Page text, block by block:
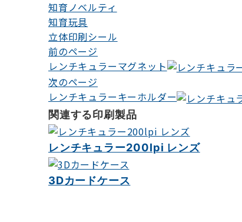
知育ノベルティ
知育玩具
立体印刷シール
投
稿
ナ
ビ
ゲ
ー
シ
前のページ
レンチキュラーマグネット
次のページ
レンチキュラーキーホルダー
関連する印刷製品
レンチキュラー200lpi レンズ
3Dカードケース